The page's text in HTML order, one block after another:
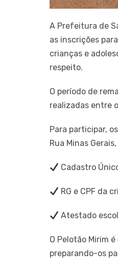
A Prefeitura de
as inscrições
crianças e
respeito.
O período de
realizadas entre
Para participar,
Rua Minas
Cadastro
RG e CPF da
Atestado
O Pelotão Mirim
preparando-os